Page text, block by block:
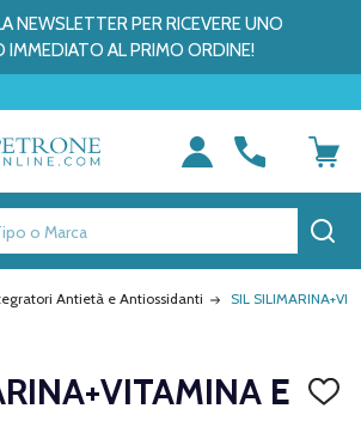
NEWSLETTER PER RICEVERE UNO
IMMEDIATO AL PRIMO ORDINE!
Antietà e Antiossidanti SIL
E